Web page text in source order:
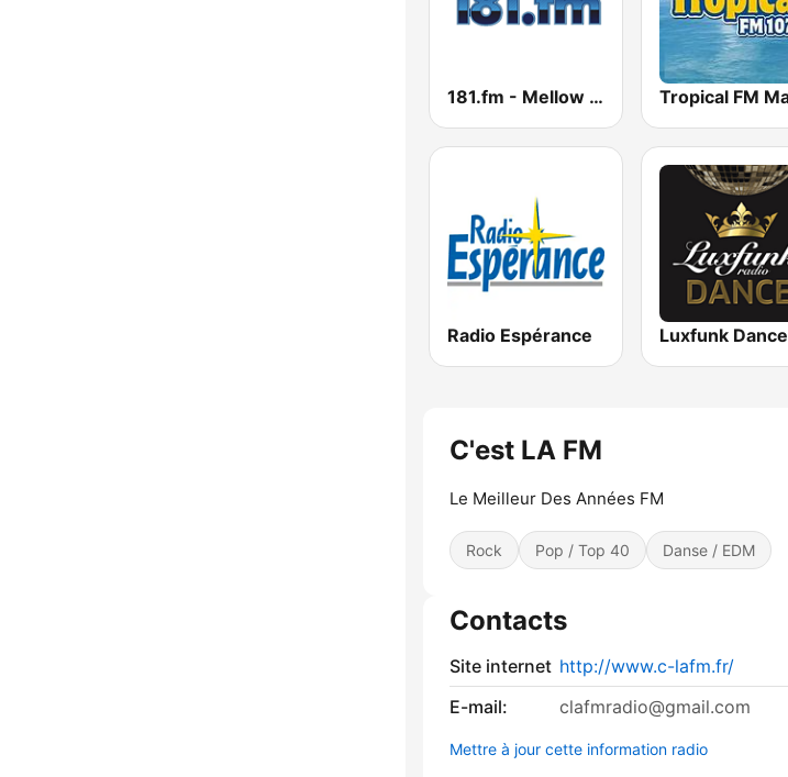
181.fm - Mellow Gold
Radio Espérance Luxfunk Dance
C'est LA FM
Le Meilleur Des Années FM
Rock Pop / Top 40 Danse / EDM
Contacts
Site internet http://www.c-lafm.fr/
E-mail:
clafmradio@gmail.com
Mettre à jour cette information radio